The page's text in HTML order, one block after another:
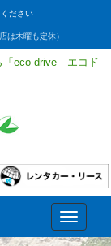
ださい
は木曜も定休）
eco drive｜エコド
Toggle